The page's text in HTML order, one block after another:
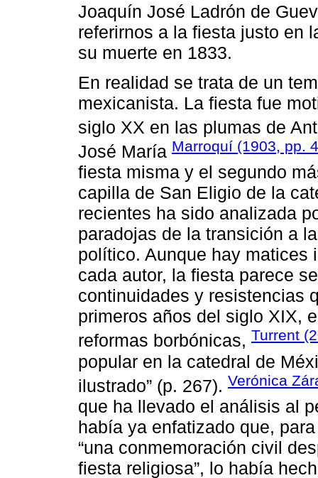
Joaquín José Ladrón de
referirnos a la fiesta justo en
su muerte en 1833.
En realidad se trata de un
mexicanista. La fiesta fue
siglo XX en las plumas de
José María Marroquí (1903, pp.
fiesta misma y el segundo
capilla de San Eligio de la
recientes ha sido analizada
paradojas de la transición a
político. Aunque hay matices
cada autor, la fiesta parece
continuidades y resistencias
primeros años del siglo XIX,
reformas borbónicas, Turrent
popular en la catedral de
ilustrado” (p. 267). Verónica
que ha llevado el análisis al
había ya enfatizado que,
“una conmemoración civil
fiesta religiosa”, lo había